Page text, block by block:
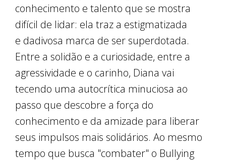
conhecimento e talento que se mostra
difícil de lidar: ela traz a estigmatizada
e dadivosa marca de ser superdotada.
Entre a solidão e a curiosidade, entre a
agressividade e o carinho, Diana vai
tecendo uma autocrítica minuciosa ao
passo que descobre a força do
conhecimento e da amizade para liberar
seus impulsos mais solidários. Ao mesmo
tempo que busca "combater" o Bullying